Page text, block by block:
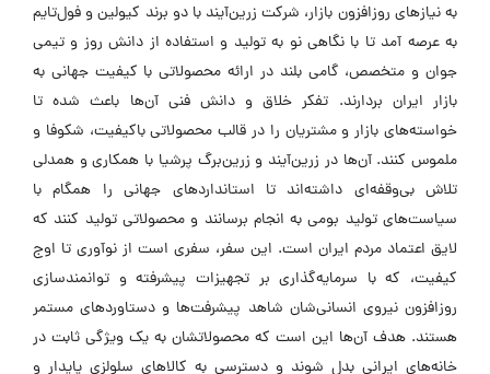
به نیازهای روزافزون بازار، شرکت زرین‌آیند با دو برند کیولین و فول‌تایم
به عرصه آمد تا با نگاهی نو به تولید و استفاده از دانش روز و تیمی
جوان و متخصص، گامی بلند در ارائه محصولاتی با کیفیت جهانی به
بازار ایران بردارند. تفکر خلاق و دانش فنی آن‌ها باعث شده تا
خواسته‌های بازار و مشتریان را در قالب محصولاتی باکیفیت، شکوفا و
ملموس کنند. آن‌ها در زرین‌آیند و زرین‌برگ پرشیا با همکاری و همدلی
تلاش بی‌وقفه‌ای داشته‌اند تا استانداردهای جهانی را همگام با
سیاست‌های تولید بومی به انجام برسانند و محصولاتی تولید کنند که
لایق اعتماد مردم ایران است. این سفر، سفری است از نوآوری تا اوج
کیفیت، که با سرمایه‌گذاری بر تجهیزات پیشرفته و توانمندسازی
روزافزون نیروی انسانی‌شان شاهد پیشرفت‌ها و دستاوردهای مستمر
هستند. هدف آن‌ها این است که محصولاتشان به یک ویژگی ثابت در
خانه‌های ایرانی بدل شوند و دسترسی به کالاهای سلولزی پایدار و